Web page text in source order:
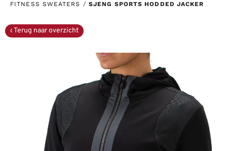
FITNESS SWEATERS / SJENG SPORTS HODDED JACKER